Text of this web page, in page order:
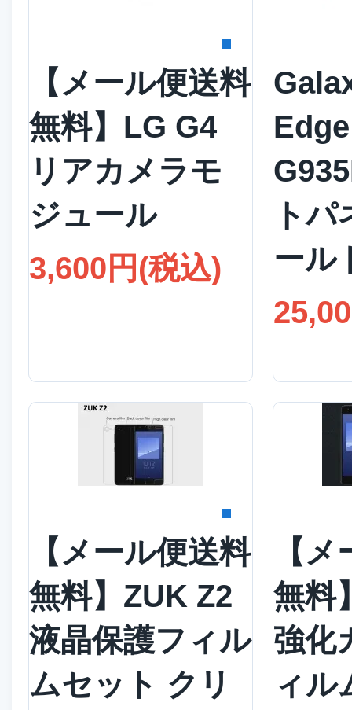
【メール便送料
無料】LG G4
リアカメラモ
ジュール
3,600円(税込)
ト
ール
【メール便送料
無料】ZUK Z2
液晶保護フィル
ムセット クリ
【
無料
強化
ィル